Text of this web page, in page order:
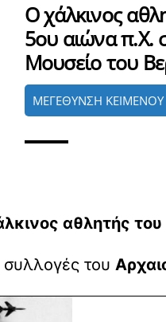
Ο χάλκινος
5ου αιώνα π.Χ.
Μουσείο του
ΜΕΓΕΘΥΝΣΗ ΚΕΙΜΕΝΟΥ
αθλητής του
συλλογές του